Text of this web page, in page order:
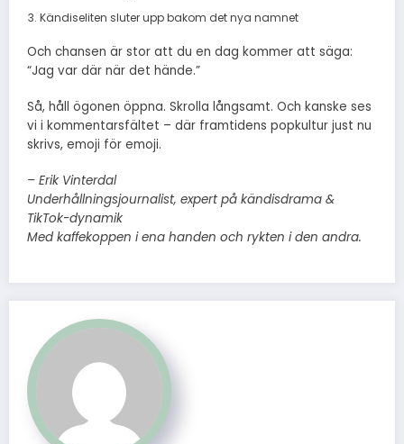
Kändiseliten sluter upp bakom det nya namnet
Och chansen är stor att du en dag kommer att säga:
“Jag var där när det hände.”
Så, håll ögonen öppna. Skrolla långsamt. Och kanske ses
vi i kommentarsfältet – där framtidens popkultur just nu
skrivs, emoji för emoji.
– Erik Vinterdal
Underhållningsjournalist, expert på kändisdrama &
TikTok-dynamik
Med kaffekoppen i ena handen och rykten i den andra.